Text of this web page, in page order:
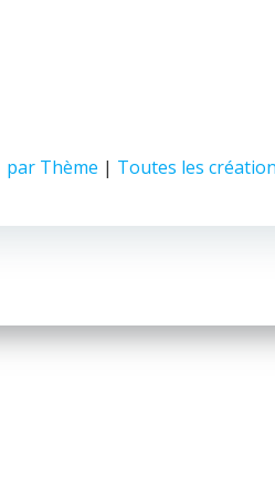
par Thème | Toutes les